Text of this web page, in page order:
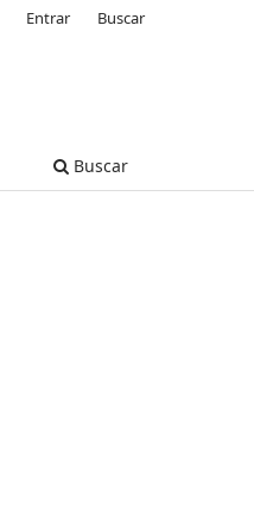
Buscar
Entrar Buscar